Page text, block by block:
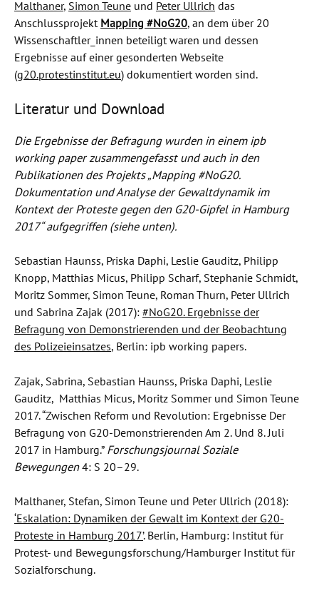
Malthaner, Simon Teune und Peter Ullrich das
Anschlussprojekt Mapping #NoG20, an dem über 20
Wissenschaftler_innen beteiligt waren und dessen
Ergebnisse auf einer gesonderten Webseite
(g20.protestinstitut.eu) dokumentiert worden sind.
Literatur und Download
Die Ergebnisse der Befragung wurden in einem ipb
working paper zusammengefasst und auch in den
Publikationen des Projekts „Mapping #NoG20.
Dokumentation und Analyse der Gewaltdynamik im
Kontext der Proteste gegen den G20-Gipfel in Hamburg
2017“ aufgegriffen (siehe unten).
Sebastian Haunss, Priska Daphi, Leslie Gauditz, Philipp
Knopp, Matthias Micus, Philipp Scharf, Stephanie Schmidt,
Moritz Sommer, Simon Teune, Roman Thurn, Peter Ullrich
und Sabrina Zajak (2017):#NoG20. Ergebnisse der
Befragung von Demonstrierenden und der Beobachtung
des Polizeieinsatzes, Berlin: ipb working papers.
Zajak, Sabrina, Sebastian Haunss, Priska Daphi, Leslie
Gauditz, Matthias Micus, Moritz Sommer und Simon Teune
2017. “Zwischen Reform und Revolution: Ergebnisse Der
Befragung von G20-Demonstrierenden Am 2. Und 8. Juli
2017 in Hamburg.”Forschungsjournal Soziale
Bewegungen4: S 20–29.
Malthaner, Stefan, Simon Teune und Peter Ullrich (2018):
‘Eskalation: Dynamiken der Gewalt im Kontext der G20-
Proteste in Hamburg 2017’. Berlin, Hamburg: Institut für
Protest- und Bewegungsforschung/Hamburger Institut für
Sozialforschung.